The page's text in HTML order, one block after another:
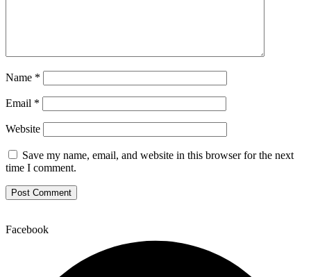
Name *
Email *
Website
Save my name, email, and website in this browser for the next
time I comment.
Facebook